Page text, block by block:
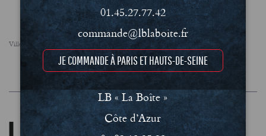
Villes FAQ Le concept
Notre engagement RSE
Conditions Générales de Vente (CGV)
Mentions légales et Politique de confidentialité
01.45.27.77.42
commande@lblaboite.fr
JE COMMANDE À PARIS ET HAUTS-DE-SEINE
LB « La Boîte »
Côte d’Azur